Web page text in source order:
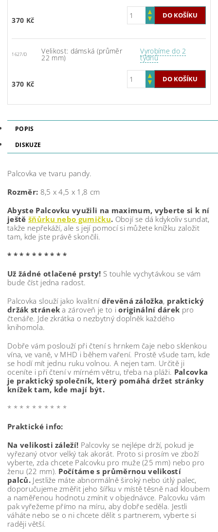
370 Kč
1627/D Velikost: dámská (průměr
22 mm)
Vyrobíme do 2
týdnů
370 Kč
POPIS
DISKUZE
Palcovka ve tvaru pandy.
Rozměr: 8,5 x 4,5 x 1,8 cm
Abyste Palcovku využili na maximum, vyberte si k ní
ještě šňůrku nebo gumičku. Obojí se dá kdykoliv sundat,
takže nepřekáží, ale s její pomocí si můžete knížku založit
tam, kde jste právě skončili.
* * * * * * * * * *
Už žádné otlačené prsty! S touhle vychytávkou se vám
bude číst jedna radost.
Palcovka slouží jako kvalitní dřevěná záložka, praktický
držák stránek a zároveň je to ioriginální dárek pro
čtenáře. Jde zkrátka o nezbytný doplněk každého
knihomola.
Dobře vám poslouží při čtení s hrnkem čaje nebo sklenkou
vína, ve vaně, v MHD i během vaření. Prostě všude tam, kde
se hodí mít jednu ruku volnou. A nejen tam. Určitě ji
oceníte i při čtení v mírném větru, třeba na pláži. Palcovka
je praktický společník, který pomáhá držet stránky
knížek tam, kde mají být.
* * * * * * * * * *
Praktické info:
Na velikosti záleží! Palcovky se nejlépe drží, pokud je
vyřezaný otvor velký tak akorát. Proto si prosím ve zboží
vyberte, zda chcete Palcovku pro muže (25 mm) nebo pro
ženu (22 mm). Počítáme s průměrnou velikostí
palců.Jestliže máte abnormálně široký nebo útlý palec,
doporučujeme změřit jeho šířku v místě těsně nad kloubem
a naměřenou hodnotu zmínit v objednávce. Palcovku vám
pak vyřežeme přímo na míru, aby dobře seděla. Jestli
váháte nebo se o ni chcete dělit s partnerem, vyberte si
raději větší.